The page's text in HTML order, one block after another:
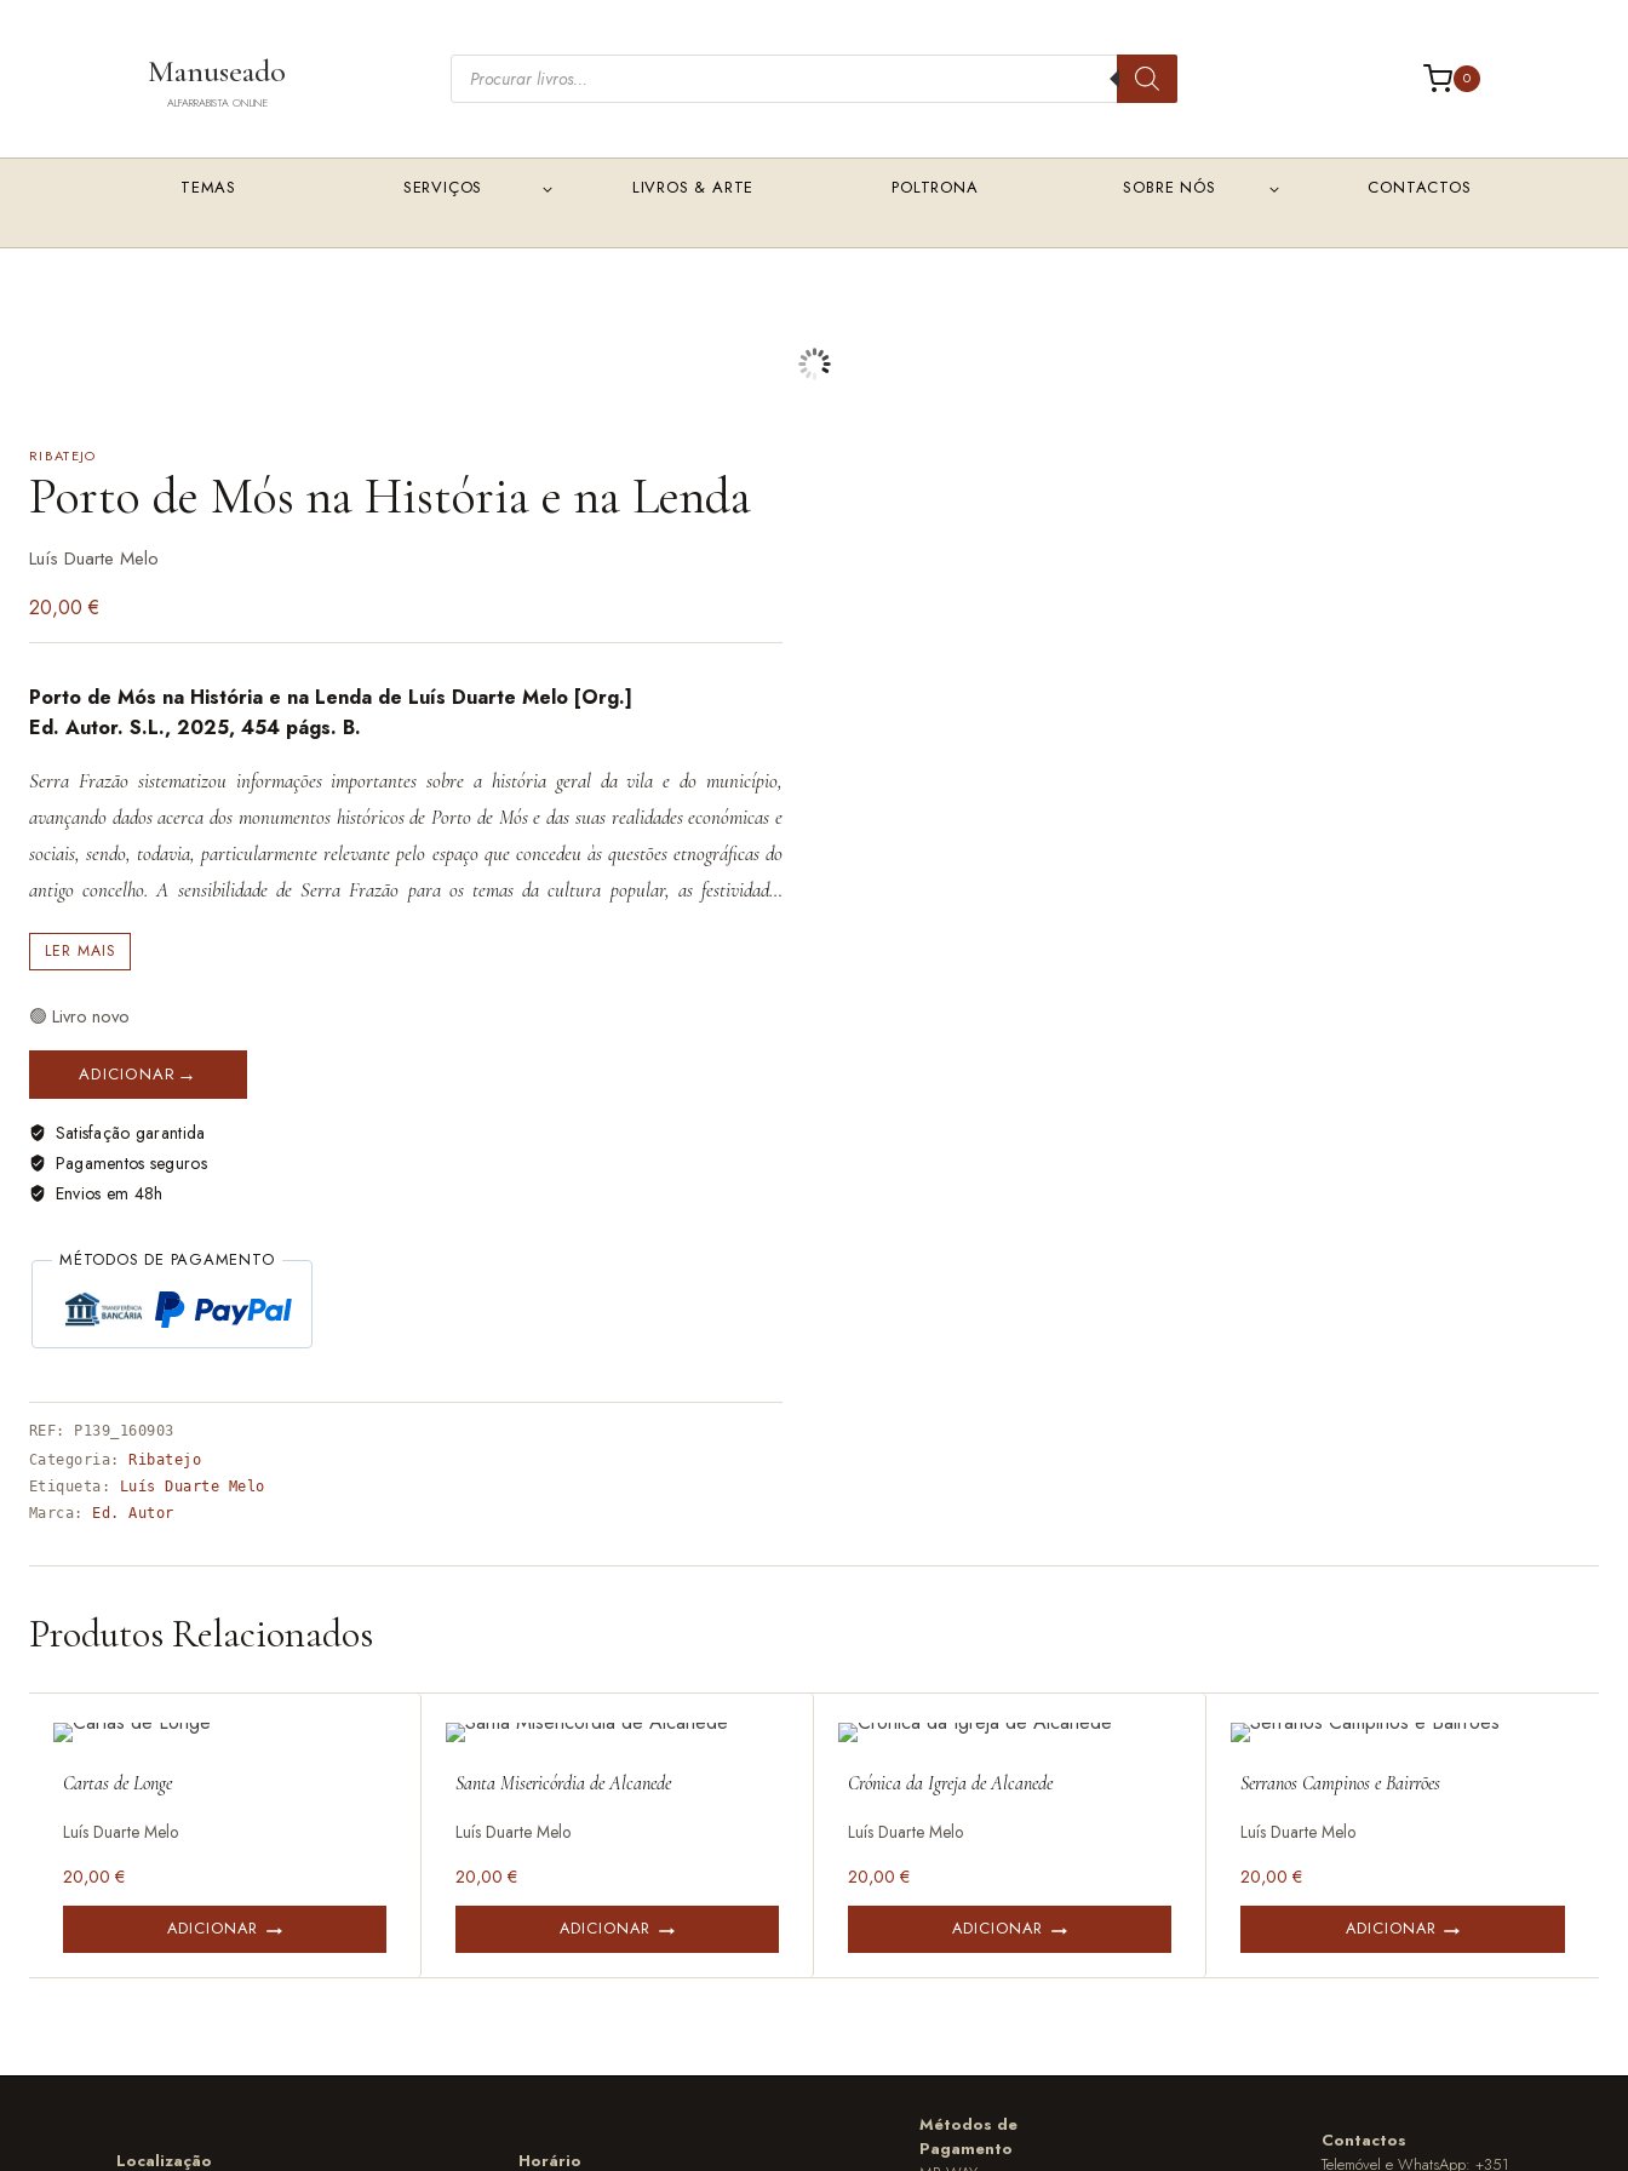
Manuseado
ALFARRABISTA ONLINE
Pesquisar
livros 0
TEMAS SERVIÇOS LIVROS & ARTE POLTRONA SOBRE NÓS CONTACTOS
RIBATEJO
Porto de Mós na História e na Lenda
Luís Duarte Melo
20,00€
Porto de Mós na História e na Lenda de Luís Duarte Melo [Org.]
Ed. Autor. S.L., 2025, 454 págs. B.
Serra Frazão sistematizou informações importantes sobre a história geral da vila e do município,
avançando dados acerca dos monumentos históricos de Porto de Mós e das suas realidades económicas e
sociais, sendo, todavia, particularmente relevante pelo espaço que concedeu às questões etnográficas do
antigo concelho. A sensibilidade de Serra Frazão para os temas da cultura popular, as festividades
vida na África de colonização portuguesa, fica bem patente nesta monografia. Esta dimensão histórico-
sensivelmente no último meio século.
LER MAIS
🟢 Livro novo
ADICIONAR
Satisfação garantida
Pagamentos seguros
Envios em 48h
MÉTODOS DE PAGAMENTO
REF:
P139_160903
Categoria:Ribatejo
Etiqueta: Luís Duarte Melo
Marca: Ed. Autor
Produtos Relacionados
Cartas de Longe
Luís Duarte Melo
20,00 €
ADICIONAR
Santa Misericórdia de Alcanede
Luís Duarte Melo
20,00 €
ADICIONAR
Crónica da Igreja de Alcanede
Luís Duarte Melo
20,00 €
ADICIONAR
Serranos Campinos e Bairrões
Luís Duarte Melo
20,00 €
ADICIONAR
Localização Horário
Métodos de
Pagamento
Contactos
Telemóvel e WhatsApp: +351